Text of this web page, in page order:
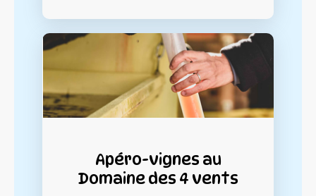
Apéro-vignes au
Domaine des 4 vents